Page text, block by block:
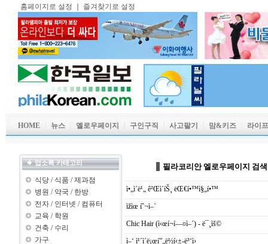
홈페이지로 설정 즐겨찾기로 설정
HOME 뉴스 옐로우페이지 구인구직 사고팔기 맘&키즈 라이
업소록 카테고리
식당 / 식품 /제과점
병원 / 약국 / 한방
전자 / 인터넷 / 컴퓨터
교육 / 학원
건축 / 수리
가구
필라코리안 엘로우페이지 검색
ì•„ì´ë¹„ ê²Œì´íŠ¸ ëŒ€í•™ì§„í•™
ìžìœ íˆ¬ì–´
Chic Hair (ì‹œí¬í—¤ì–´) - ë¯¸ìš©
ì–‘ ì¹´ì´ë¡œí”„ë½í‹±-ë³‘ì›